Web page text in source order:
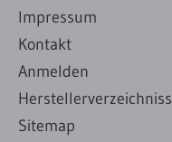
Impressum
Kontakt
Anmelden
Herstellerverzeichniss
Sitemap